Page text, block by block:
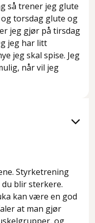
så trener jeg glute
torsdag glute og
jeg gjør på tirsdag
jeg har litt
jeg skal spise. Jeg
når vil jeg
Styrketrening
blir sterkere.
kan være en god
at man gjør